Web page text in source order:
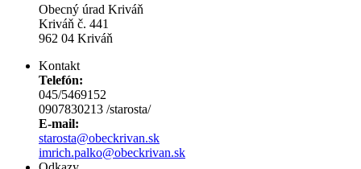
Obecný úrad Kriváň
Kriváň č. 441
962 04 Kriváň
Kontakt
Telefón:
045/5469152
0907830213 /starosta/
E-mail:
starosta@obeckrivan.sk
imrich.palko@obeckrivan.sk